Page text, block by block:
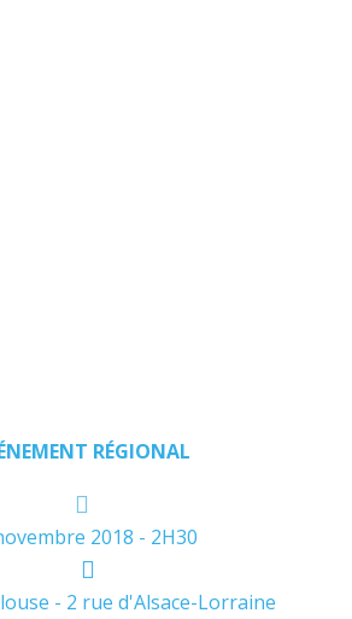
RÉGIONAL
2018 - 2H30
- 2 rue d'Alsace-Lorraine